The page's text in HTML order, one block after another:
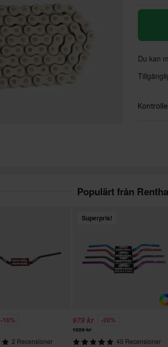
Du kan
Populärt från
-16%
2 Recensioner
Superpris!
979 kr -20%
1229 kr
40 Recensioner